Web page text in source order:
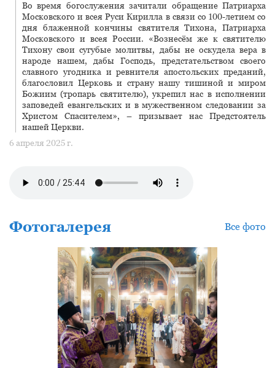
Во время богослужения зачитали обращение Патриарха
Московского и всея Руси Кирилла в связи со 100-летием со
дня блаженной кончины святителя Тихона, Патриарха
Московского и всея России. «Вознесём же к святителю
Тихону свои сугубые молитвы, дабы не оскудела вера в
народе нашем, дабы Господь, предстательством своего
славного угодника и ревнителя апостольских преданий,
благословил Церковь и страну нашу тишиной и миром
Божиим (тропарь святителю), укрепил нас в исполнении
заповедей евангельских и в мужественном следовании за
Христом Спасителем», – призывает нас Предстоятель
нашей Церкви.
6 апреля 2025 г.
Фотогалерея Все фото